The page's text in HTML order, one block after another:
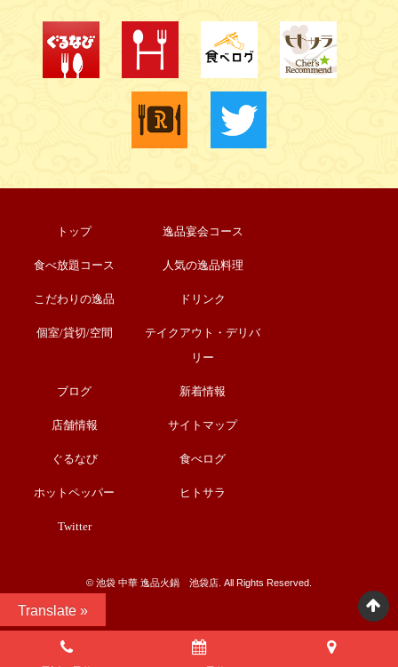
トップ 逸品宴会コース
食べ放題コース 人気の逸品料理
こだわりの逸品 ドリンク
個室/貸切/空間
テイクアウト・デリバ
リー
ブログ 新着情報
店舗情報 サイトマップ
ぐるなび 食べログ
ホットペッパー ヒトサラ
Twitter
©︎ 池袋 中華 逸品火鍋 池袋店. All Rights Reserved.
Translate »